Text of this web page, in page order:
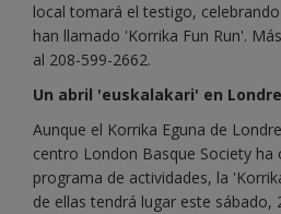
local tomará el testigo,
han llamado 'Korrika Fun Run'.
al 208-599-2662.
Un abril 'euskalakari' en
Aunque el Korrika Eguna de
centro London Basque Society
programa de actividades, la
de ellas tendrá lugar este sábado,